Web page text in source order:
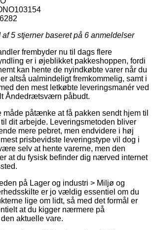
af 5 stjerner baseret på 6 anmeldelser
frembyder nu til dags flere
er i øjeblikket pakkeshoppen, fordi
kan hente de nyindkøbte varer når du
altså ualmindeligt fremkommelig, samt i
den mest letkøbte leveringsmanér ved
Åndedrætsværn påbudt.
måde påtænke at få pakken sendt hjem til
dit arbejde. Leveringsmetoden bliver
mere pebret, men endvidere i høj
prisbevidste leveringstype vil dog i
selv at hente varerne, men den
at du fysisk befinder dig nærved internet
på Lager og industri > Miljø og
er jo vældig essentiel om du
lige om lidt, så med det formål er
at du kigger nærmere på
aktuelle vare.